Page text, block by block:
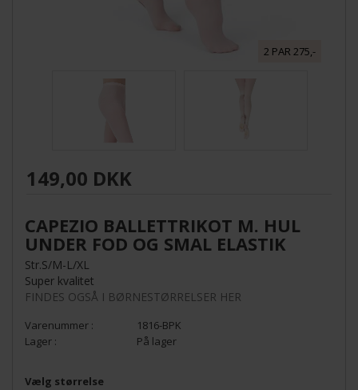
2 PAR 275,-
149,00 DKK
CAPEZIO BALLETTRIKOT M. HUL
UNDER FOD OG SMAL ELASTIK
Str.S/M-L/XL
Super kvalitet
FINDES OGSÅ I BØRNESTØRRELSER HER
1816-BPK
På lager
Vælg størrelse